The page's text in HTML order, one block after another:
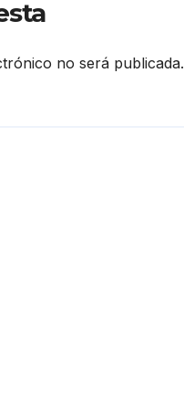
no será publicada.